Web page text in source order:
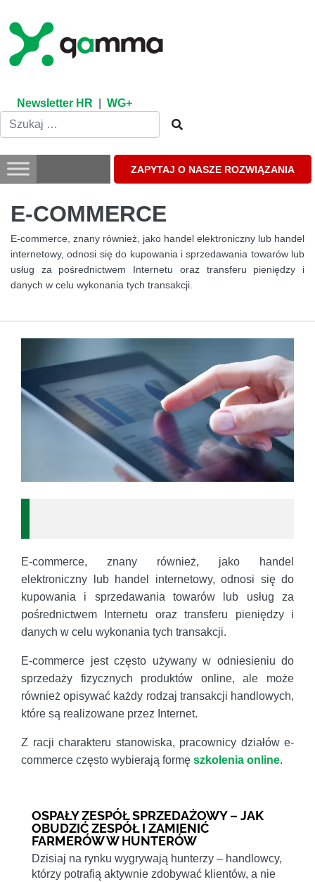
content
Newsletter HR WG+
ZAPYTAJ O NASZE ROZWIĄZANIA
E-COMMERCE
E-commerce, znany również, jako handel elektroniczny lub handel
internetowy, odnosi się do kupowania i sprzedawania towarów lub
usług za pośrednictwem Internetu oraz transferu pieniędzy i
danych w celu wykonania tych transakcji.
E-commerce, znany również, jako handel
elektroniczny lub handel internetowy, odnosi się do
kupowania i sprzedawania towarów lub usług za
pośrednictwem Internetu oraz transferu pieniędzy i
danych w celu wykonania tych transakcji.
E-commerce jest często używany w odniesieniu do
sprzedaży fizycznych produktów online, ale może
również opisywać każdy rodzaj transakcji handlowych,
które są realizowane przez Internet.
Z racji charakteru stanowiska, pracownicy działów e-
commerce często wybierają formę szkolenia online.
OSPAŁY ZESPÓŁ SPRZEDAŻOWY – JAK
OBUDZIĆ ZESPÓŁ I ZAMIENIĆ
FARMERÓW W HUNTERÓW
Dzisiaj na rynku wygrywają hunterzy – handlowcy,
którzy potrafią aktywnie zdobywać klientów, a nie